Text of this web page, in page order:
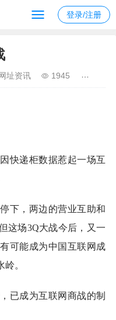
登录/注册
址资讯 1945
快递柜数据惹起一场互
，两边的营业互助和
这场3Q大战今后，又一
可能成为中国互联网成
。
成为互联网商战的制